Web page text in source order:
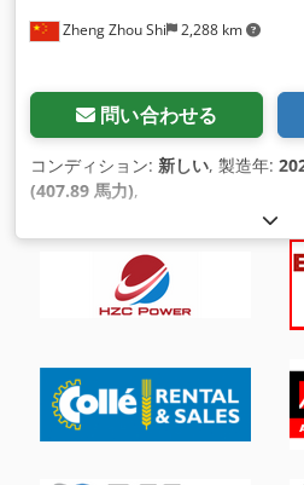
Zheng Zhou Shi 2,288 km
問い合わせる
コンディション: 新しい, 製造年:
(407.89 馬力),